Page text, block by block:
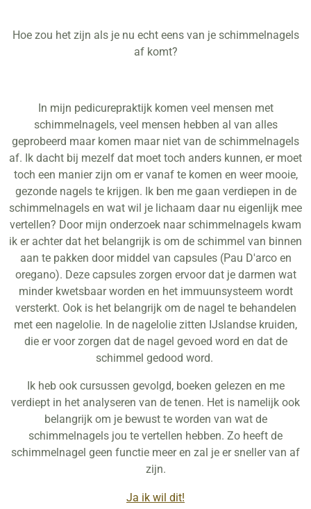
Hoe zou het zijn als je nu echt eens van je schimmelnagels
af komt?
In mijn pedicurepraktijk komen veel mensen met
schimmelnagels, veel mensen hebben al van alles
geprobeerd maar komen maar niet van de schimmelnagels
af. Ik dacht bij mezelf dat moet toch anders kunnen, er moet
toch een manier zijn om er vanaf te komen en weer mooie,
gezonde nagels te krijgen. Ik ben me gaan verdiepen in de
schimmelnagels en wat wil je lichaam daar nu eigenlijk mee
vertellen? Door mijn onderzoek naar schimmelnagels kwam
ik er achter dat het belangrijk is om de schimmel van binnen
aan te pakken door middel van capsules (Pau D'arco en
oregano). Deze capsules zorgen ervoor dat je darmen wat
minder kwetsbaar worden en het immuunsysteem wordt
versterkt. Ook is het belangrijk om de nagel te behandelen
met een nagelolie. In de nagelolie zitten IJslandse kruiden,
die er voor zorgen dat de nagel gevoed word en dat de
schimmel gedood word.
Ik heb ook cursussen gevolgd, boeken gelezen en me
verdiept in het analyseren van de tenen. Het is namelijk ook
belangrijk om je bewust te worden van wat de
schimmelnagels jou te vertellen hebben. Zo heeft de
schimmelnagel geen functie meer en zal je er sneller van af
zijn.
Ja ik wil dit!